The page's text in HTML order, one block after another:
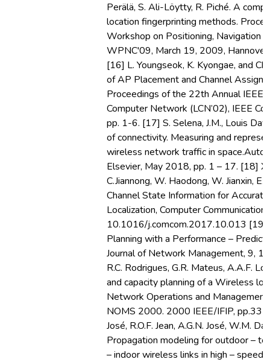
Perälä, S. Ali-Löytty, R. Piché. A
location fingerprinting methods.
Workshop on Positioning, Navigation
WPNC'09, March 19, 2009,
[16] L. Youngseok, K. Kyongae, and
of AP Placement and Channel
Proceedings of the 22th Annual IEEE.
Computer Network (LCN’02), IEEE
pp. 1-6. [17] S. Selena, J.M., Louis
of connectivity. Measuring and
wireless network traffic in
Elsevier, May 2018, pp. 1 – 17. [18] X.
C.Jiannong, W. Haodong, W. Jianxin,
Channel State Information for
Localization, Computer
10.1016/j.comcom.2017.10.013 [19]
Planning with a Performance –
Journal of Network Management, 9,
R.C. Rodrigues, G.R. Mateus, A.A.F.
and capacity planning of a Wireless
Network Operations and
NOMS 2000. 2000 IEEE/IFIP,
José, R.O.F. Jean, A.G.N. José, W.M.
Propagation modeling for outdoor – to
– indoor wireless links in high – speed